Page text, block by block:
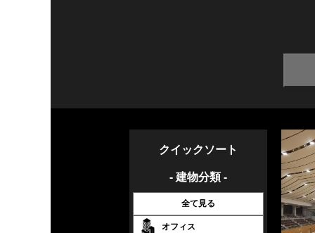
クイックソート
- 建物分類 -
全て見る
オフィス